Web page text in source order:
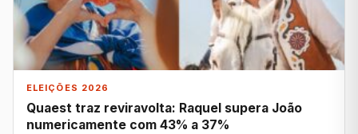
ELEIÇÕES 2026
Quaest traz reviravolta: Raquel supera João
numericamente com 43% a 37%